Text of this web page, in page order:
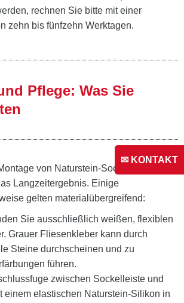
rechnen Sie bitte mit einer
zehn bis fünfzehn Werktagen.
Pflege: Was Sie
von Naturstein-Sockelleisten ist
Langzeitergebnis. Einige
gelten materialübergreifend:
Sie ausschließlich weißen, flexiblen
Grauer Fliesenkleber kann durch
Steine durchscheinen und zu
führen.
zwischen Sockelleiste und
einem elastischen Naturstein-Silikon in
✉ KONTAKT